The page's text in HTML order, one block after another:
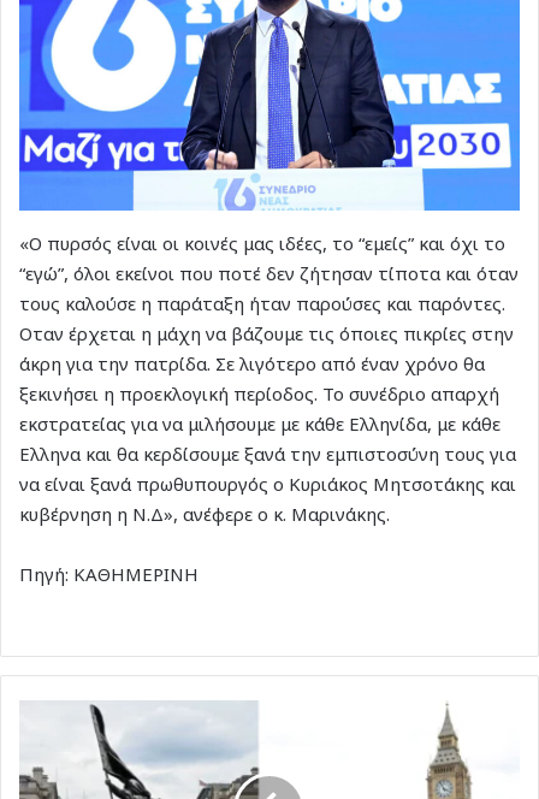
«Ο πυρσός είναι οι κοινές μας ιδέες, το “εμείς” και όχι το
“εγώ”, όλοι εκείνοι που ποτέ δεν ζήτησαν τίποτα και όταν
τους καλούσε η παράταξη ήταν παρούσες και παρόντες.
Οταν έρχεται η μάχη να βάζουμε τις όποιες πικρίες στην
άκρη για την πατρίδα. Σε λιγότερο από έναν χρόνο θα
ξεκινήσει η προεκλογική περίοδος. Το συνέδριο απαρχή
εκστρατείας για να μιλήσουμε με κάθε Ελληνίδα, με κάθε
Ελληνα και θα κερδίσουμε ξανά την εμπιστοσύνη τους για
να είναι ξανά πρωθυπουργός ο Κυριάκος Μητσοτάκης και
κυβέρνηση η Ν.Δ», ανέφερε ο κ. Μαρινάκης.
Πηγή: ΚΑΘΗΜΕΡΙΝΗ
κατάσταση
συναγερμού
το